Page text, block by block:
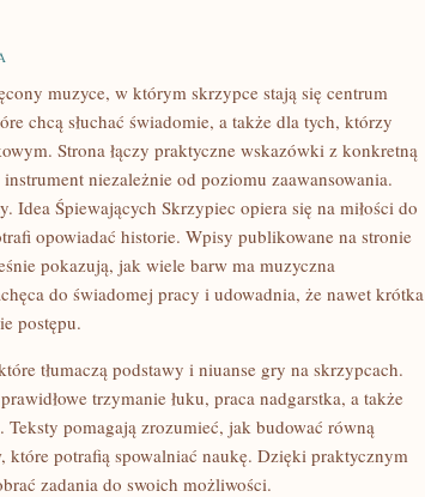
muzyce, w którym skrzypce stają się centrum
chcą słuchać świadomie, a także dla tych, którzy
Strona łączy praktyczne wskazówki z konkretną
niezależnie od poziomu zaawansowania.
Idea Śpiewających Skrzypiec opiera się na miłości do
opowiadać historie. Wpisy publikowane na stronie
pokazują, jak wiele barw ma muzyczna
do świadomej pracy i udowadnia, że nawet krótka
postępu.
tłumaczą podstawy i niuanse gry na skrzypcach.
trzymanie łuku, praca nadgarstka, a także
pomagają zrozumieć, jak budować równą
które potrafią spowalniać naukę. Dzięki praktycznym
zadania do swoich możliwości.